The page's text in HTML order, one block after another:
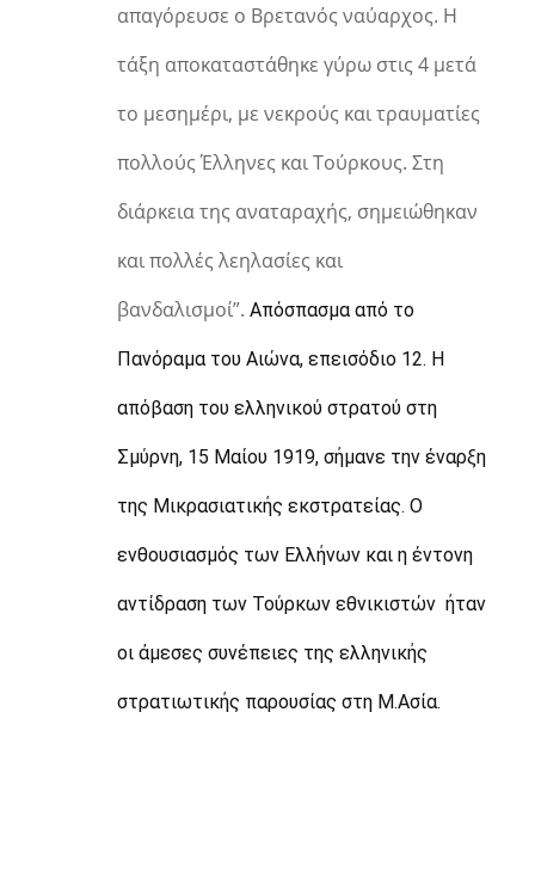
απαγόρευσε ο Βρετανός ναύαρχος. Η
τάξη αποκαταστάθηκε γύρω στις 4 μετά
το μεσημέρι, με νεκρούς και τραυματίες
πολλούς Έλληνες και Τούρκους. Στη
διάρκεια της αναταραχής, σημειώθηκαν
και πολλές λεηλασίες και
βανδαλισμοί”. Απόσπασμα από το
Πανόραμα του Αιώνα, επεισόδιο 12. Η
απόβαση του ελληνικού στρατού στη
Σμύρνη, 15 Μαίου 1919, σήμανε την έναρξη
της Μικρασιατικής εκστρατείας. Ο
ενθουσιασμός των Ελλήνων και η έντονη
αντίδραση των Τούρκων εθνικιστών  ήταν
οι άμεσες συνέπειες της ελληνικής
στρατιωτικής παρουσίας στη Μ.Ασία.